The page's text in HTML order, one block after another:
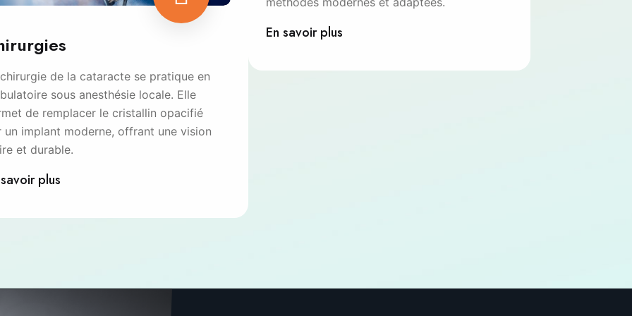
de la cataracte se pratique en
sous anesthésie locale. Elle
de remplacer le cristallin opacifié
un implant moderne, offrant une vision
et durable.
plus
En savoir plus